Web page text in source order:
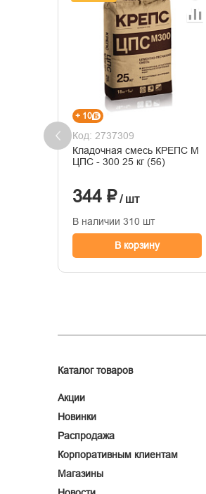
+ 10
Код: 2737309
Кладочная смесь КРЕПС М
ЦПС - 300 25 кг (56)
344 ₽ / шт
В наличии 310 шт
В корзину
Каталог товаров
Акции
Новинки
Распродажа
Корпоративным клиентам
Магазины